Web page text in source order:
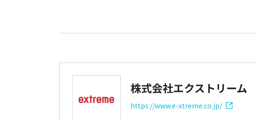
株式会社エクストリーム
https://www.e-xtreme.co.jp/